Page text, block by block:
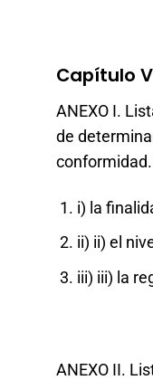
Capítulo
ANEXO I.
de
i) la
ii) ii) el
iii) iii) la
ANEXO II.